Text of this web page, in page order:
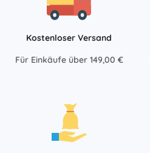
Kostenloser Versand
Für Einkäufe über 149,00 €